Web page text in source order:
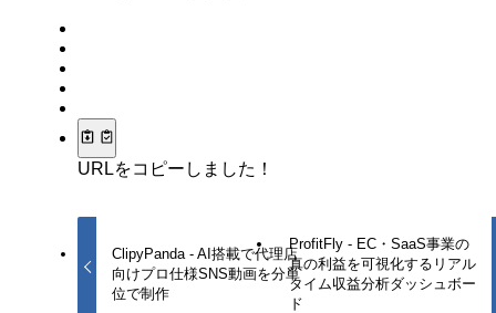
URLをコピーしました！
ClipyPanda - AI搭載で代理店
向けプロ仕様SNS動画を分単
位で制作
ProfitFly - EC・SaaS事業の
真の利益を可視化するリアル
タイム収益分析ダッシュボー
ド